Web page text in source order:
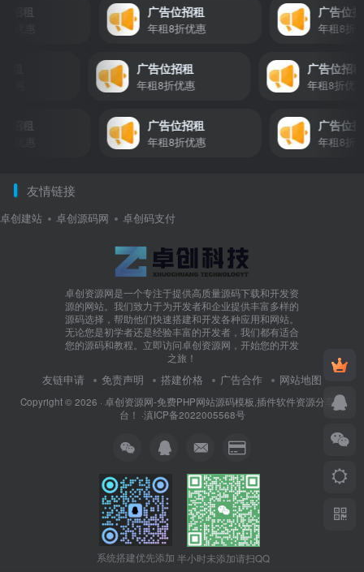
广告位招租
年租8折优惠
广告位招租
年租8折优惠
广告位招租
年租8折优惠
广告位
年租8折
广告位招租
年租8折优惠
广告位招租
年租8折优惠
友情链接
卓创建站 卓创源码网 卓创码支付
卓创资源网是一个专注于提供高质量源码下载和开发资
源的网站。我们致力于为开发者和企业提供丰富多样的
源码选择，帮助他们快速搭建和开发各种应用和网站。
无论您是初学者还是经验丰富的开发者，我们都有适合
您的源码和教程。立即访问卓创资源网，开始您的开发
之旅！
友链申请 免责声明 搭建价格 广告合作 网站地图
Copyright © 2026 · 卓创资源网-免费PHP网站源码模板,插件软件资源分享平
台！ ·滇ICP备2022005568号
系统搭建优先添加 半小时未添加请扫QQ